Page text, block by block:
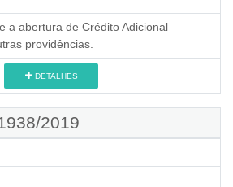
a abertura de Crédito Adicional
providências.
DETALHES
2019